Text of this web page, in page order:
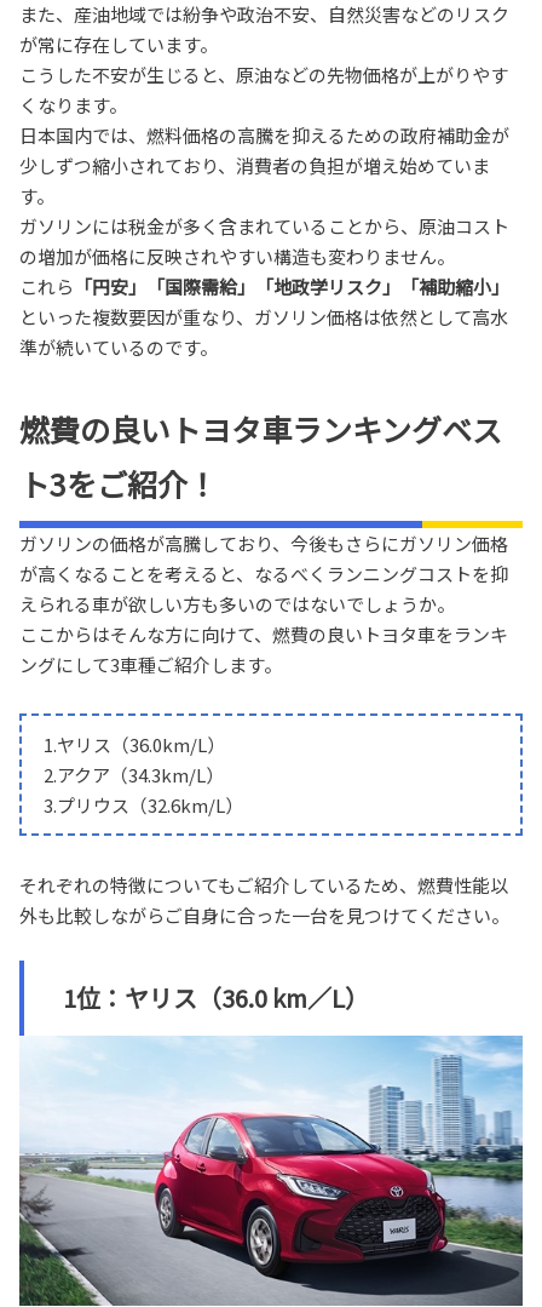
また、産油地域では紛争や政治不安、自然災害などのリスク
が常に存在しています。
こうした不安が生じると、原油などの先物価格が上がりやす
くなります。
日本国内では、燃料価格の高騰を抑えるための政府補助金が
少しずつ縮小されており、消費者の負担が増え始めていま
す。
ガソリンには税金が多く含まれていることから、原油コスト
の増加が価格に反映されやすい構造も変わりません。
これら 「円安」「国際需給」「地政学リスク」「補助縮小」
といった複数要因が重なり、ガソリン価格は依然として高水
準が続いているのです。
燃費の良いトヨタ車ランキングベス
ト3をご紹介！
ガソリンの価格が高騰しており、今後もさらにガソリン価格
が高くなることを考えると、なるべくランニングコストを抑
えられる車が欲しい方も多いのではないでしょうか。
ここからはそんな方に向けて、燃費の良いトヨタ車をランキ
ングにして3車種ご紹介します。
1.ヤリス（36.0km/L）
2.アクア（34.3km/L）
3.プリウス（32.6km/L）
それぞれの特徴についてもご紹介しているため、燃費性能以
外も比較しながらご自身に合った一台を見つけてください。
1位：ヤリス（36.0 km／L）